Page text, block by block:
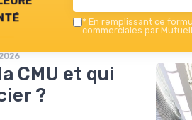
* En remplissant ce
commerciales par
CMU et qui
?